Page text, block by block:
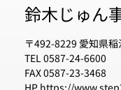
鈴木じゅん
〒492-8229 愛知県
TEL 0587-24-6600
FAX 0587-23-3468
HP https://